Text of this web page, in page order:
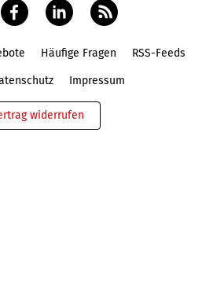
Häufige Fragen RSS-Feeds
Impressum
widerrufen